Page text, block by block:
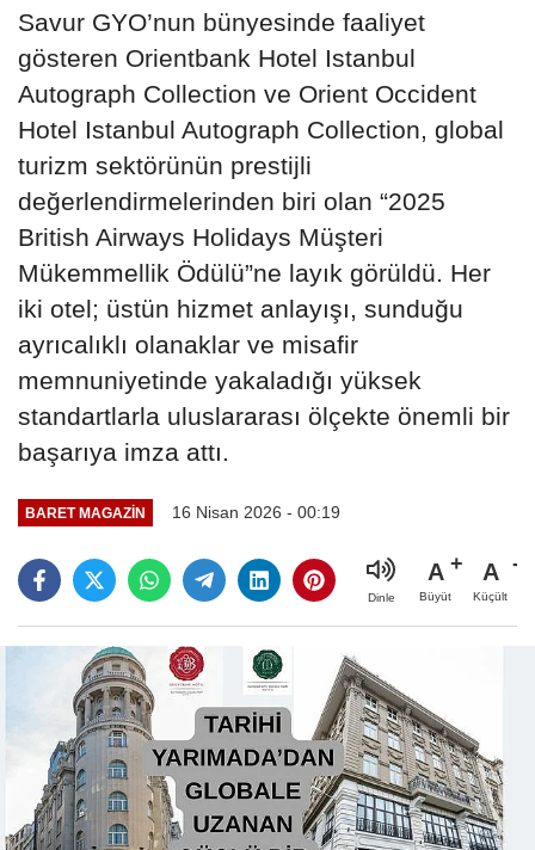
Savur GYO’nun bünyesinde faaliyet
gösteren Orientbank Hotel Istanbul
Autograph Collection ve Orient Occident
Hotel Istanbul Autograph Collection, global
turizm sektörünün prestijli
değerlendirmelerinden biri olan “2025
British Airways Holidays Müşteri
Mükemmellik Ödülü”ne layık görüldü. Her
iki otel; üstün hizmet anlayışı, sunduğu
ayrıcalıklı olanaklar ve misafir
memnuniyetinde yakaladığı yüksek
standartlarla uluslararası ölçekte önemli bir
başarıya imza attı.
BARET MAGAZİN 16 Nisan 2026 - 00:19
Dinle
A
Büyüt
A
Küçült